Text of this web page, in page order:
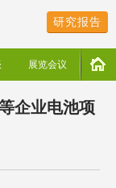
研究报告
展览会议
企业电池项